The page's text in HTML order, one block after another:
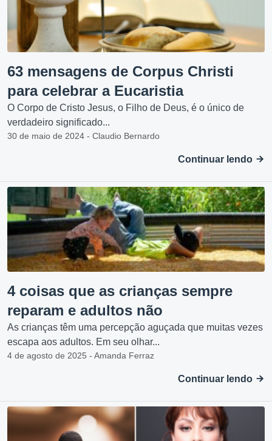
63 mensagens de Corpus Christi
para celebrar a Eucaristia
O Corpo de Cristo Jesus, o Filho de Deus, é o único de
verdadeiro significado...
30 de maio de 2024 - Claudio Bernardo
Continuar lendo
4 coisas que as crianças sempre
reparam e adultos não
As crianças têm uma percepção aguçada que muitas vezes
escapa aos adultos. Em seu olhar...
4 de agosto de 2025 - Amanda Ferraz
Continuar lendo